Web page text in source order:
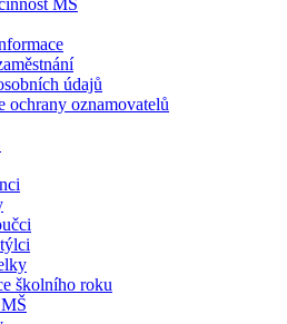
MŠ
údajů
ochrany oznamovatelů
školního roku